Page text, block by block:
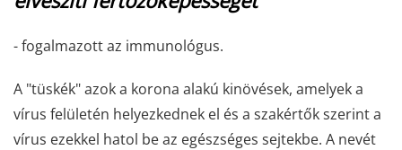
- fogalmazott az immunológus.
A "tüskék" azok a korona alakú kinövések, amelyek a
vírus felületén helyezkednek el és a szakértők szerint a
vírus ezekkel hatol be az egészséges sejtekbe. A nevét